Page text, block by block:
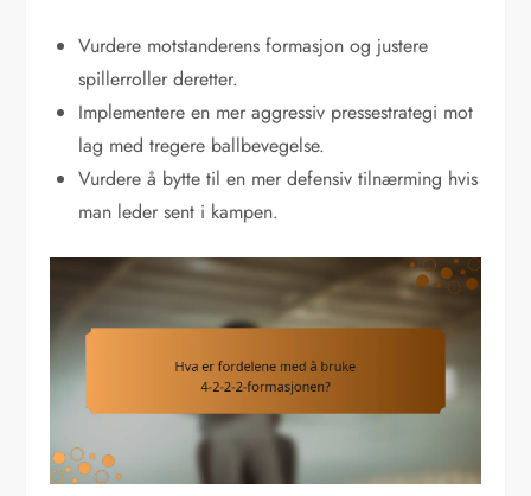
Vurdere motstanderens formasjon og justere
spillerroller deretter.
Implementere en mer aggressiv pressestrategi mot
lag med tregere ballbevegelse.
Vurdere å bytte til en mer defensiv tilnærming hvis
man leder sent i kampen.